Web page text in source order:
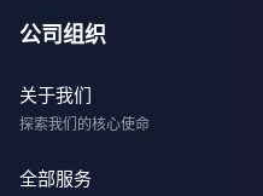
公司组织
关于我们
探索我们的核心使命
全部服务